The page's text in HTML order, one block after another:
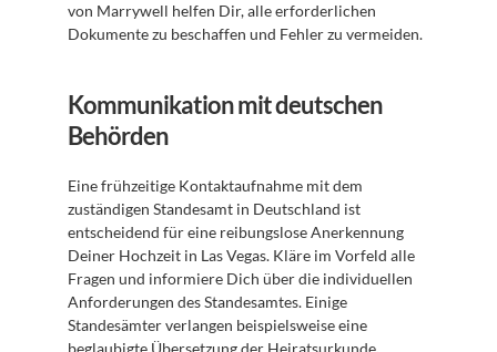
von Marrywell helfen Dir, alle erforderlichen
Dokumente zu beschaffen und Fehler zu vermeiden.
Kommunikation mit deutschen
Behörden
Eine frühzeitige Kontaktaufnahme mit dem
zuständigen Standesamt in Deutschland ist
entscheidend für eine reibungslose Anerkennung
Deiner Hochzeit in Las Vegas. Kläre im Vorfeld alle
Fragen und informiere Dich über die individuellen
Anforderungen des Standesamtes. Einige
Standesämter verlangen beispielsweise eine
beglaubigte Übersetzung der Heiratsurkunde,